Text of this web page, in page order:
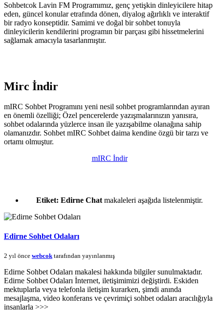
Sohbetcok Lavin FM Programımız, genç yetişkin dinleyicilere hitap
eden, güncel konular etrafında dönen, diyalog ağırlıklı ve interaktif
bir radyo konseptidir. Samimi ve doğal bir sohbet tonuyla
dinleyicilerin kendilerini programın bir parçası gibi hissetmelerini
sağlamak amacıyla tasarlanmıştır.
Mirc İndir
mIRC Sohbet Programını yeni nesil sohbet programlarından ayıran
en önemli özelliği; Özel pencerelerde yazışmalarınızın yanısıra,
sohbet odalarında yüzlerce insan ile yazışabilme olanağına sahip
olamanızdır. Sohbet mIRC Sohbet daima kendine özgü bir tarzı ve
ortamı olmuştur.
mIRC İndir
Etiket: Edirne Chatmakaleleri aşağıda listelenmiştir.
Edirne Sohbet Odaları
2 yıl önce webcok tarafından yayınlanmış
Edirne Sohbet Odaları makalesi hakkında bilgiler sunulmaktadır.
Edirne Sohbet Odaları İnternet, iletişimimizi değiştirdi. Eskiden
mektuplarla veya telefonla iletişim kurarken, şimdi anında
mesajlaşma, video konferans ve çevrimiçi sohbet odaları aracılığıyla
insanlarla >>>